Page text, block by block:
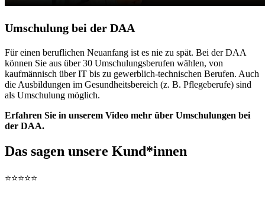
Umschulung bei der DAA
Für einen beruflichen Neuanfang ist es nie zu spät. Bei der DAA
können Sie aus über 30 Umschulungsberufen wählen, von
kaufmännisch über IT bis zu gewerblich-technischen Berufen. Auch
die Ausbildungen im Gesundheitsbereich (z. B. Pflegeberufe) sind
als Umschulung möglich.
Erfahren Sie in unserem Video mehr über Umschulungen bei
der DAA.
Das sagen unsere Kund*innen
⭐️⭐️⭐️⭐️⭐️